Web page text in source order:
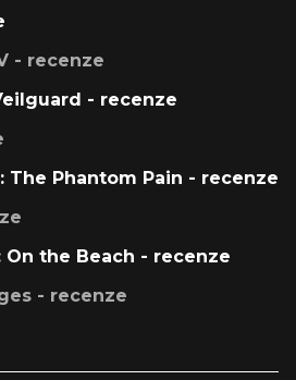
- recenze
- recenze
The Phantom Pain - recenze
On the Beach - recenze
- recenze